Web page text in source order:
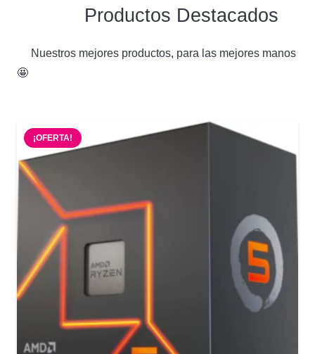
Productos Destacados
Nuestros mejores productos, para las mejores manos
🤩
¡OFERTA!